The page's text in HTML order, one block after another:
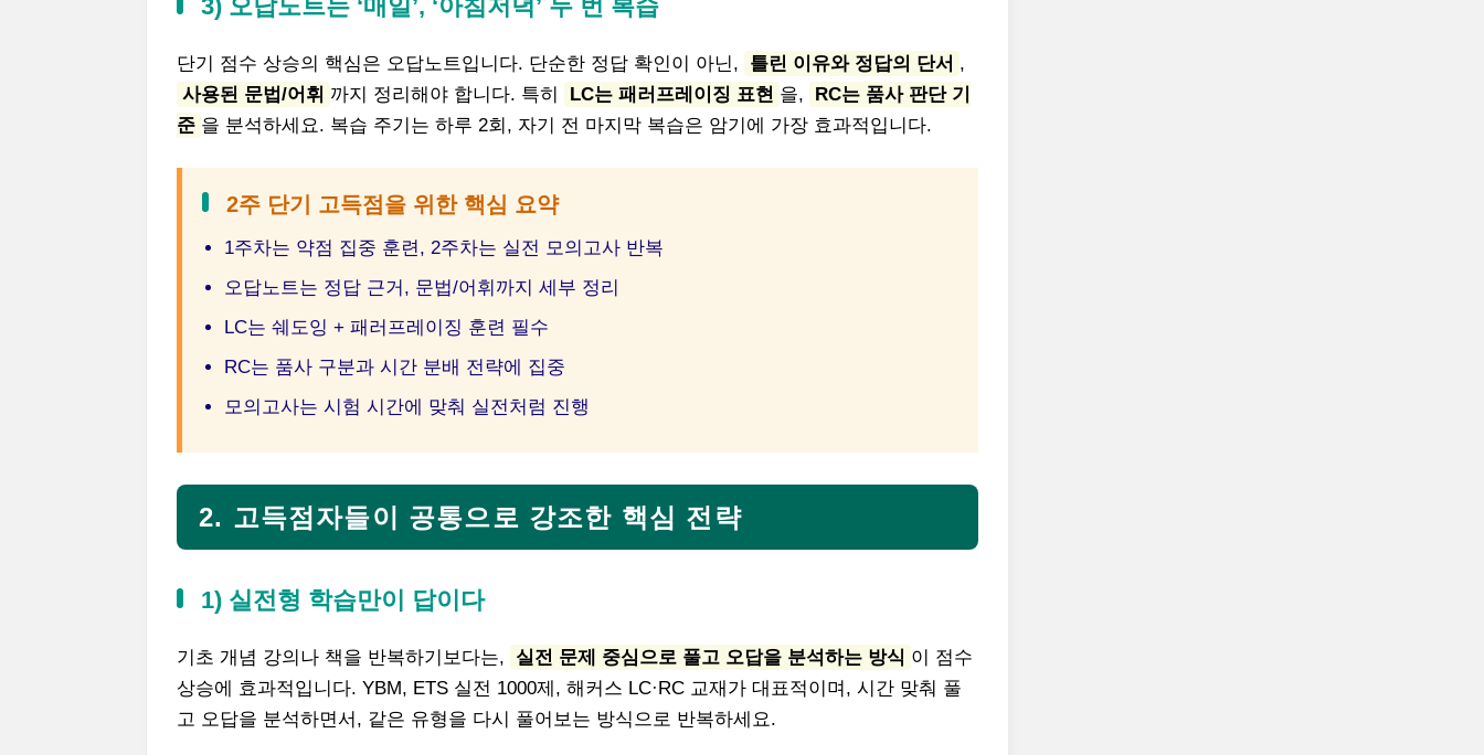
3) 오답노트는 ‘매일’, ‘아침저녁’ 두 번 복습
단기 점수 상승의 핵심은 오답노트입니다. 단순한 정답 확인이 아닌, 틀린 이유와 정답의 단서 ,
사용된 문법/어휘 까지 정리해야 합니다. 특히 LC는 패러프레이징 표현 을,
RC는 품사 판단 기
준 을 분석하세요. 복습 주기는 하루 2회, 자기 전 마지막 복습은 암기에 가장 효과적입니다.
2주 단기 고득점을 위한 핵심 요약
1주차는 약점 집중 훈련, 2주차는 실전 모의고사 반복
오답노트는 정답 근거, 문법/어휘까지 세부 정리
LC는 쉐도잉 + 패러프레이징 훈련 필수
RC는 품사 구분과 시간 분배 전략에 집중
모의고사는 시험 시간에 맞춰 실전처럼 진행
2. 고득점자들이 공통으로 강조한 핵심 전략
1) 실전형 학습만이 답이다
기초 개념 강의나 책을 반복하기보다는, 실전 문제 중심으로 풀고 오답을 분석하는 방식 이 점수
상승에 효과적입니다. YBM, ETS 실전 1000제, 해커스 LC·RC 교재가 대표적이며, 시간 맞춰 풀
고 오답을 분석하면서, 같은 유형을 다시 풀어보는 방식으로 반복하세요.